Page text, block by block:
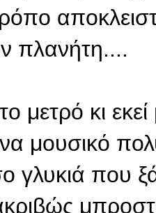
πλανήτη....
μετρό κι
μουσικό
γλυκιά που